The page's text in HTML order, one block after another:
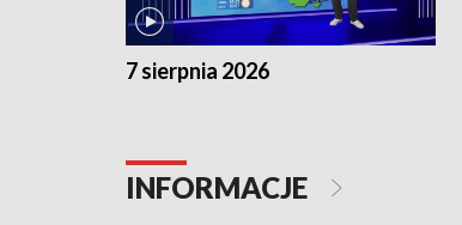
7 sierpnia 2026
INFORMACJE